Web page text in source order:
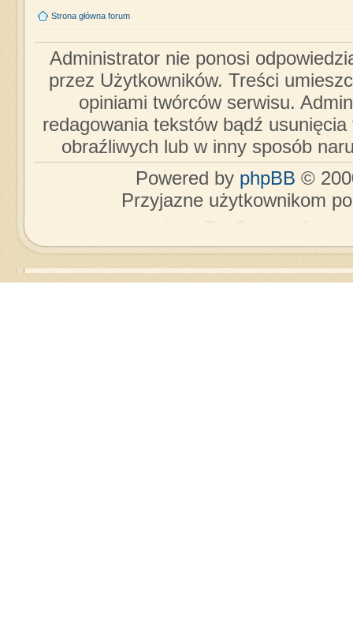
Strona główna forum
Administrator nie ponosi
przez Użytkowników. Treści
opiniami twórców serwisu.
redagowania tekstów bądź
obraźliwych lub w inny sposób
Powered by phpBB ©
Przyjazne użytkownikom